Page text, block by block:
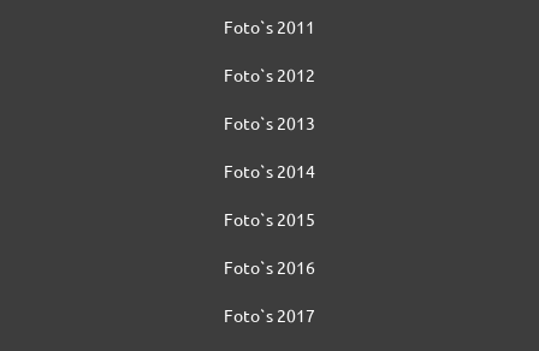
Foto`s 2011
Foto`s 2012
Foto`s 2013
Foto`s 2014
Foto`s 2015
Foto`s 2016
Foto`s 2017